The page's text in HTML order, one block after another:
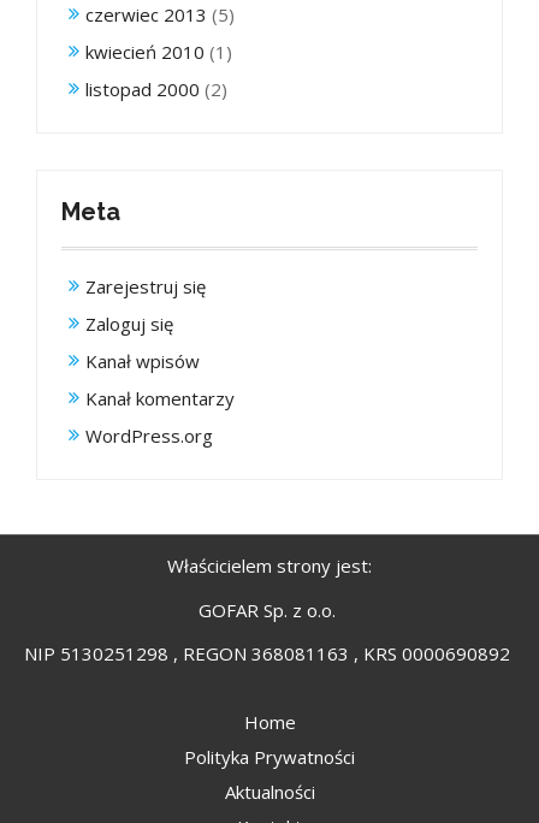
czerwiec 2013 (5)
kwiecień 2010 (1)
listopad 2000 (2)
Meta
Zarejestruj się
Zaloguj się
Kanał wpisów
Kanał komentarzy
WordPress.org
Właścicielem strony jest:
GOFAR Sp. z o.o.
NIP 5130251298 , REGON 368081163 , KRS 0000690892
Home
Polityka Prywatności
Aktualności